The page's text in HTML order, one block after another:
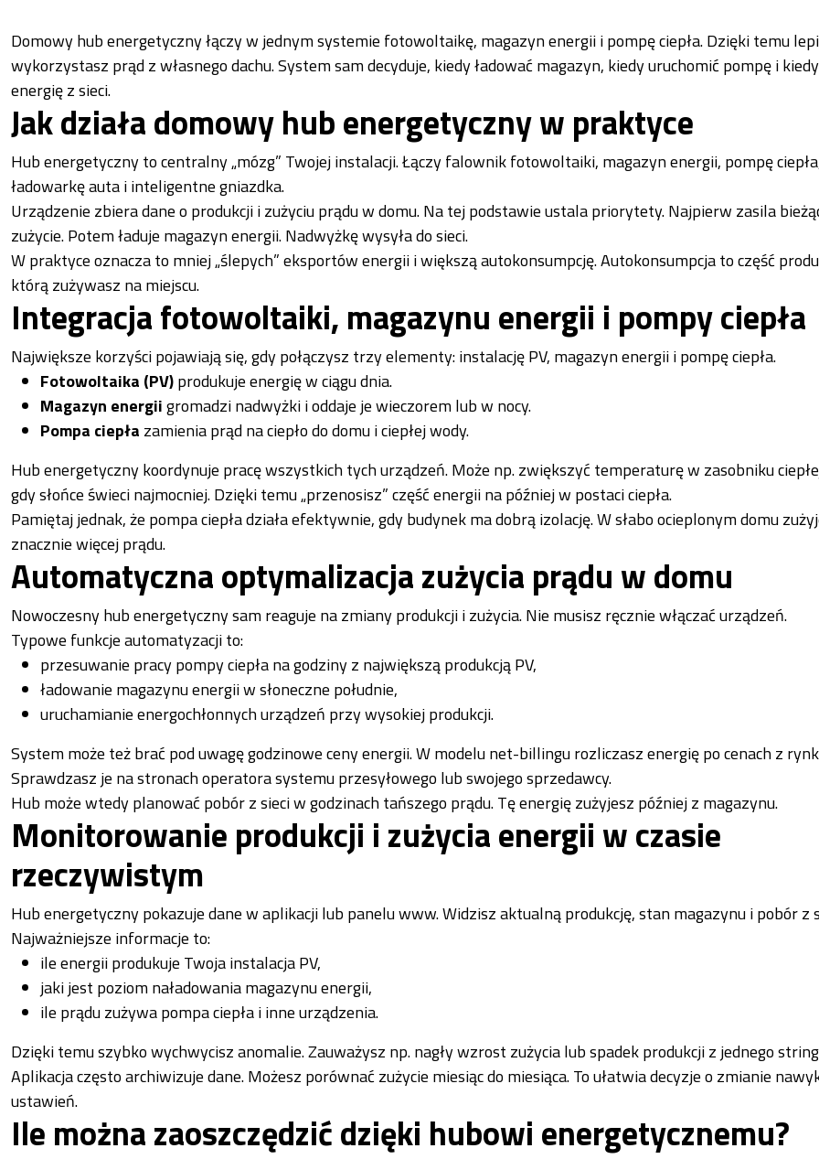
Domowy hub energetyczny łączy w jednym systemie fotowoltaikę, magazyn energii i pompę ciepła. Dzięki temu
wykorzystasz prąd z własnego dachu. System sam decyduje, kiedy ładować magazyn, kiedy uruchomić pompę i
energię z sieci.
Jak działa domowy hub energetyczny w praktyce
Hub energetyczny to centralny „mózg” Twojej instalacji. Łączy falownik fotowoltaiki, magazyn energii, pompę
ładowarkę auta i inteligentne gniazdka.
Urządzenie zbiera dane o produkcji i zużyciu prądu w domu. Na tej podstawie ustala priorytety. Najpierw zasila
zużycie. Potem ładuje magazyn energii. Nadwyżkę wysyła do sieci.
W praktyce oznacza to mniej „ślepych” eksportów energii i większą autokonsumpcję. Autokonsumpcja to część
którą zużywasz na miejscu.
Integracja fotowoltaiki, magazynu energii i pompy ciepła
Największe korzyści pojawiają się, gdy połączysz trzy elementy: instalację PV, magazyn energii i pompę ciepła.
Fotowoltaika (PV)produkuje energię w ciągu dnia.
Magazyn energiigromadzi nadwyżki i oddaje je wieczorem lub w nocy.
Pompa ciepła zamienia prąd na ciepło do domu i ciepłej wody.
Hub energetyczny koordynuje pracę wszystkich tych urządzeń. Może np. zwiększyć temperaturę w zasobniku
gdy słońce świeci najmocniej. Dzięki temu „przenosisz” część energii na później w postaci ciepła.
Pamiętaj jednak, że pompa ciepła działa efektywnie, gdy budynek ma dobrą izolację. W słabo ocieplonym domu
znacznie więcej prądu.
Automatyczna optymalizacja zużycia prądu w domu
Nowoczesny hub energetyczny sam reaguje na zmiany produkcji i zużycia. Nie musisz ręcznie włączać urządzeń.
Typowe funkcje automatyzacji to:
przesuwanie pracy pompy ciepła na godziny z największą produkcją PV,
ładowanie magazynu energii w słoneczne południe,
uruchamianie energochłonnych urządzeń przy wysokiej produkcji.
System może też brać pod uwagę godzinowe ceny energii. W modelu net-billingu rozliczasz energię po cenach z
Sprawdzasz je na stronach operatora systemu przesyłowego lub swojego sprzedawcy.
Hub może wtedy planować pobór z sieci w godzinach tańszego prądu. Tę energię zużyjesz później z magazynu.
Monitorowanie produkcji i zużycia energii w czasie
rzeczywistym
Hub energetyczny pokazuje dane w aplikacji lub panelu www. Widzisz aktualną produkcję, stan magazynu i pobór z
Najważniejsze informacje to:
ile energii produkuje Twoja instalacja PV,
jaki jest poziom naładowania magazynu energii,
ile prądu zużywa pompa ciepła i inne urządzenia.
Dzięki temu szybko wychwycisz anomalie. Zauważysz np. nagły wzrost zużycia lub spadek produkcji z jednego
Aplikacja często archiwizuje dane. Możesz porównać zużycie miesiąc do miesiąca. To ułatwia decyzje o zmianie
ustawień.
Ile można zaoszczędzić dzięki hubowi energetycznemu?